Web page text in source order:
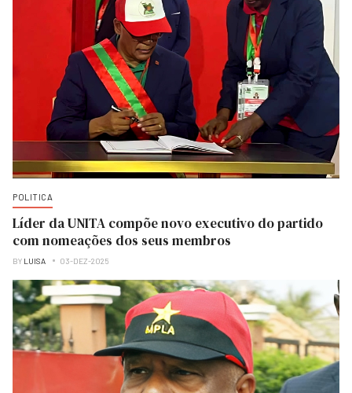
POLITICA
Líder da UNITA compõe novo executivo do partido
com nomeações dos seus membros
BY LUISA 03-DEZ-2025